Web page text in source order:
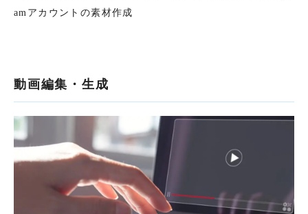
amアカウントの素材作成
動画編集・生成